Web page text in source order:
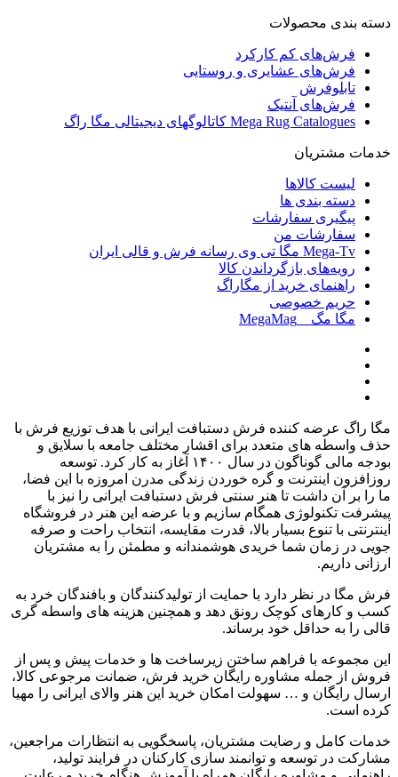
دسته بندی محصولات
فرش‌های کم کارکرد
فرش‌های عشایری و روستایی
تابلوفرش
فرش‌های آنتیک
Mega Rug Catalogues کاتالوگهای دیجیتالی مگا راگ
خدمات مشتریان
لیست کالاها
دسته بندی ها
پیگیری سفارشات
سفارشات من
Mega-Tv مگا تی وی رسانه فرش و قالی ایران
رویه‌های بازگرداندن کالا
راهنمای خرید از مگاراگ
حریم خصوصی
مگا مگ _ MegaMag
مگا راگ عرضه کننده فرش دستبافت ایرانی با هدف توزیع فرش با
حذف واسطه های متعدد برای اقشار مختلف جامعه با سلایق و
بودجه مالی گوناگون در سال
آغاز به کار کرد. توسعه
روزافزون اینترنت و گره خوردن زندگی مدرن امروزه با این فضا،
ما را بر آن داشت تا هنر سنتی فرش دستبافت ایرانی را نیز با
پیشرفت تکنولوژی همگام سازیم و با عرضه این هنر در فروشگاه
اینترنتی با تنوع بسیار بالا، قدرت مقایسه، انتخاب راحت و صرفه
جویی در زمان شما خریدی هوشمندانه و مطمئن را به مشتریان
ارزانی داریم.
فرش مگا در نظر دارد با حمایت از تولیدکنندگان و بافندگان خرد به
کسب و کارهای کوچک رونق دهد و همچنین هزینه های واسطه گری
قالی را به حداقل خود برساند.
این مجموعه با فراهم ساختن زیرساخت ها و خدمات پیش و پس از
فروش از جمله مشاوره رایگان خرید فرش، ضمانت مرجوعی کالا،
ارسال رایگان و … سهولت امکان خرید این هنر والای ایرانی را مهیا
کرده است.
خدمات کامل و رضایت مشتریان، پاسخگویی به انتظارات مراجعین،
مشارکت در توسعه و توانمند سازی کارکنان در فرایند تولید،